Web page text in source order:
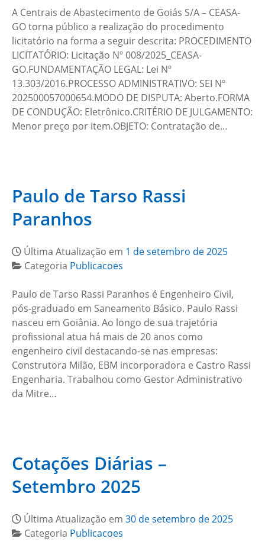
A Centrais de Abastecimento de Goiás S/A – CEASA-
GO torna público a realização do procedimento
licitatório na forma a seguir descrita: PROCEDIMENTO
LICITATÓRIO: Licitação Nº 008/2025_CEASA-
GO.FUNDAMENTAÇÃO LEGAL: Lei Nº
13.303/2016.PROCESSO ADMINISTRATIVO: SEI Nº
202500057000654.MODO DE DISPUTA: Aberto.FORMA
DE CONDUÇÃO: Eletrônico.CRITÉRIO DE JULGAMENTO:
Menor preço por item.OBJETO: Contratação de…
Paulo de Tarso Rassi
Paranhos
Última Atualização em 1 de setembro de 2025
Categoria Publicacoes
Paulo de Tarso Rassi Paranhos é Engenheiro Civil,
pós-graduado em Saneamento Básico. Paulo Rassi
nasceu em Goiânia. Ao longo de sua trajetória
profissional atua há mais de 20 anos como
engenheiro civil destacando-se nas empresas:
Construtora Milão, EBM incorporadora e Castro Rassi
Engenharia. Trabalhou como Gestor Administrativo
da Mitre…
Cotações Diárias –
Setembro 2025
Última Atualização em 30 de setembro de 2025
Categoria Publicacoes